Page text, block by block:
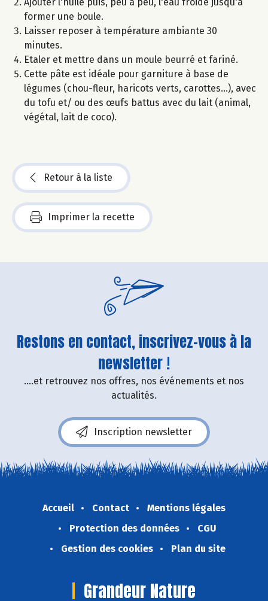
former une boule.
Laisser reposer à température ambiante 30
minutes.
Etaler et mettre dans un moule beurré et fariné.
Cette pâte est idéale pour garniture à base de
légumes (chou-fleur, haricots verts, carottes...), avec
du tofu et/ ou des œufs battus avec du lait (animal,
végétal, lait de coco).
Retour à la liste
Imprimer la recette
Restons en contact, inscrivez-vous à la
newsletter !
....et retrouvez nos offres, nos événements et nos
actualités.
Inscription newsletter
Accueil Contact
Mentions légales
Protection des données
CGU
Gestion des cookies
Plan du site
Grandeur Nature